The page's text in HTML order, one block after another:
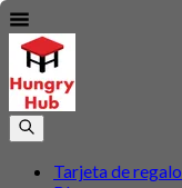
Tarjeta de regalo